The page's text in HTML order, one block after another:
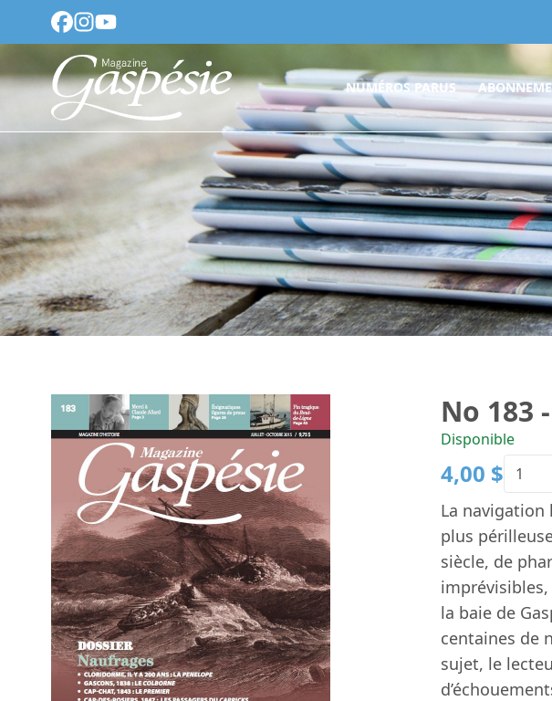
NUMÉROS PARUS
No 183
Disponible
4,00 $
La navigation
plus
siècle, de
imprévisibles,
la baie de
centaines de
sujet, le